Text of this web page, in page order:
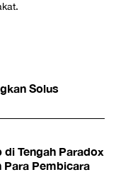
Solus
di Tengah Paradox
Para Pembicara